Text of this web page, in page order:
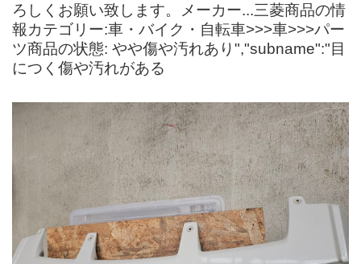
ろしくお願い致します。メーカー...三菱商品の情
報カテゴリー:車・バイク・自転車>>>車>>>パー
ツ商品の状態: やや傷や汚れあり","subname":"目
につく傷や汚れがある